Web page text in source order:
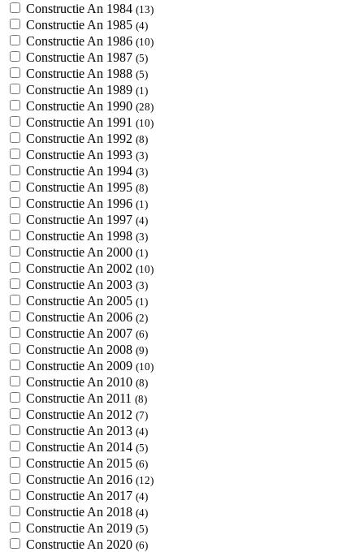
Constructie An 1984 (13)
Constructie An 1985 (4)
Constructie An 1986 (10)
Constructie An 1987 (5)
Constructie An 1988 (5)
Constructie An 1989 (1)
Constructie An 1990 (28)
Constructie An 1991 (10)
Constructie An 1992 (8)
Constructie An 1993 (3)
Constructie An 1994 (3)
Constructie An 1995 (8)
Constructie An 1996 (1)
Constructie An 1997 (4)
Constructie An 1998 (3)
Constructie An 2000 (1)
Constructie An 2002 (10)
Constructie An 2003 (3)
Constructie An 2005 (1)
Constructie An 2006 (2)
Constructie An 2007 (6)
Constructie An 2008 (9)
Constructie An 2009 (10)
Constructie An 2010 (8)
Constructie An 2011 (8)
Constructie An 2012 (7)
Constructie An 2013 (4)
Constructie An 2014 (5)
Constructie An 2015 (6)
Constructie An 2016 (12)
Constructie An 2017 (4)
Constructie An 2018 (4)
Constructie An 2019 (5)
Constructie An 2020 (6)